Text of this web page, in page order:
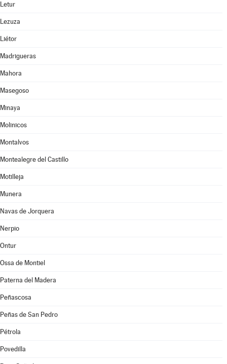
Letur
Lezuza
Liétor
Madrigueras
Mahora
Masegoso
Minaya
Molinicos
Montalvos
Montealegre del Castillo
Motilleja
Munera
Navas de Jorquera
Nerpio
Ontur
Ossa de Montiel
Paterna del Madera
Peñascosa
Peñas de San Pedro
Pétrola
Povedilla